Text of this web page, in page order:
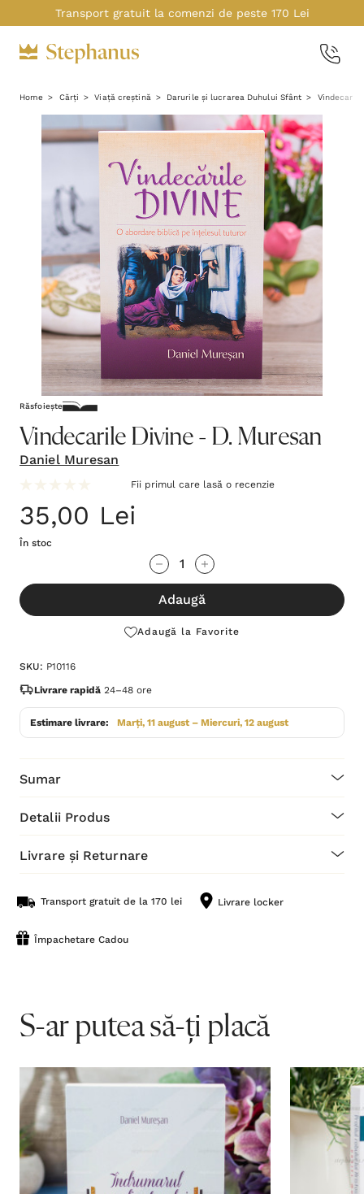
Transport gratuit la comenzi de peste 170 Lei
Home Cărți Viață creștină Darurile și lucrarea Duhului Sfânt Vindecare
Răsfoiește
Vindecarile Divine - D. Muresan
Daniel Muresan
Fii primul care lasă o recenzie
35,00 Lei
În stoc
te!
Stocul
Adaugă
Adaugă la Favorite
SKU: P10116
Livrare rapidă 24–48 ore
Estimare livrare: Marți, 11 august – Miercuri, 12 august
Sumar
Detalii Produs
Livrare și Returnare
Transport gratuit de la 170 lei Livrare locker
Împachetare Cadou
S-ar putea să-ți placă